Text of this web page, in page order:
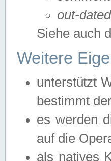
out-dated
Siehe auch
Weitere
unterstützt
bestimmt
es werden
auf die
als natives